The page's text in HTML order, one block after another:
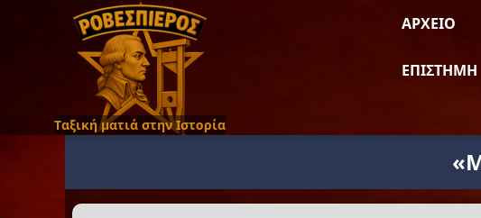
Ταξική ματιά στην Ιστορία
ΑΡΧΕΊΟ
ΕΠΙΣΤΉΜΗ